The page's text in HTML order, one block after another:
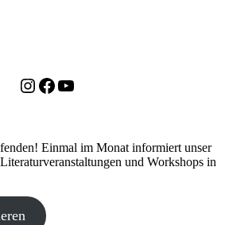
Instagram
Facebook
YouTube
Einmal im Monat informiert unser
und Workshops in